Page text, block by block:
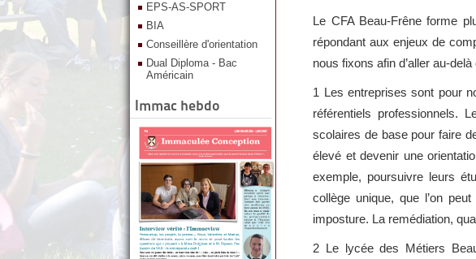
EPS-AS-SPORT
BIA
Conseillère d'orientation
Dual Diploma - Bac
Américain
Immac hebdo
Le CFA Beau-Frêne forme
répondant aux enjeux de
nous fixons afin d’aller au-delà
1 Les entreprises sont pour
référentiels professionnels.
scolaires de base pour faire
élevé et devenir une
exemple, poursuivre leurs
collège unique, que l’on
imposture. La remédiation,
2 Le lycée des Métiers